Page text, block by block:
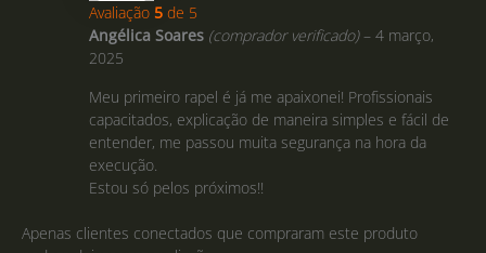
Avaliação 5 de 5
Angélica Soares (comprador verificado) – 4 março,
2025
Meu primeiro rapel é já me apaixonei! Profissionais
capacitados, explicação de maneira simples e fácil de
entender, me passou muita segurança na hora da
execução.
Estou só pelos próximos!!
Apenas clientes conectados que compraram este produto